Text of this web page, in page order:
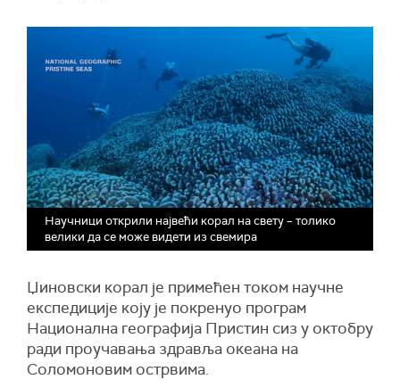
Научници открили највећи корал на свету – толико
велики да се може видети из свемира
Џиновски корал је примећен током научне
експедиције коју је покренуо програм
Национална географија Пристин сиз у октобру
ради проучавања здравља океана на
Соломоновим острвима.